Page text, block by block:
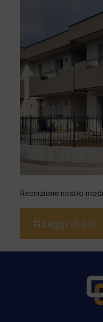
Recinzione nostro
Leggi di più